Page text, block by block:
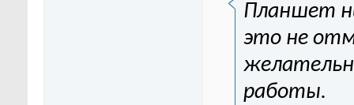
Планшет
это не
работы.